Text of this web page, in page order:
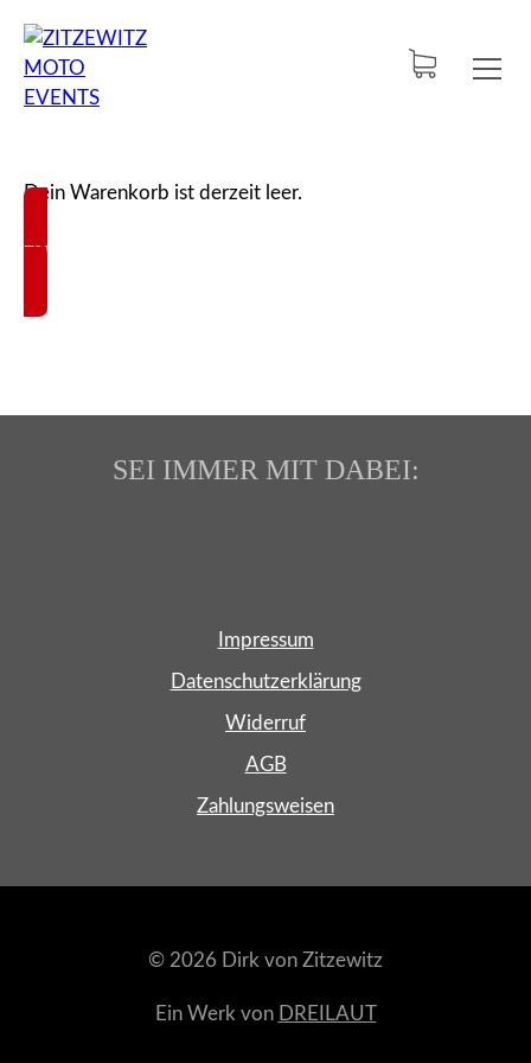
Dein Warenkorb ist derzeit leer.
ZURÜCK ZUM SHOP
SEI IMMER MIT DABEI:
Impressum
Datenschutzerklärung
Widerruf
AGB
Zahlungsweisen
© 2026 Dirk von Zitzewitz
Ein Werk von DREILAUT